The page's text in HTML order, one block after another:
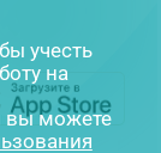
учесть
на
вы можете